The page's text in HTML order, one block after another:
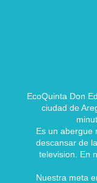
EcoQuinta Don
ciudad de
Es un abergue
descansar de
television. En
Nuestra meta